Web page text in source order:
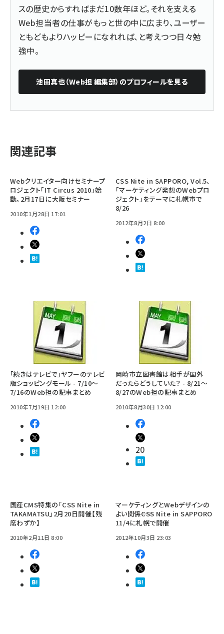
スの歴史からすればまだ10数年ほど。それを支える
Web担当者の仕事がもっと世の中に広まり、ユーザー
ともどもよりハッピーになれれば、と考えつつ日々勉
強中。
池田真也（Web担 編集部） のプロフィールを見る
関連記事
Webクリエイター向けセミナープ
ロジェクト「IT Circus 2010」始
動。2月17日に大阪セミナー
2010年1月28日 17:01
CSS Nite in SAPPORO, Vol.5、
「マーケティング発想のWebプロ
ジェクト」をテーマに札幌市で
8/26
2012年8月2日 8:00
「続きはテレビで」ヤフーのテレビ
版ショッピングモール - 7/10～
7/16のWeb担の記事まとめ
2010年7月19日 12:00
岡崎市立図書館は相手が国外
だったらどうしていた？ - 8/21～
8/27のWeb担の記事まとめ
2010年8月30日 12:00
20
国産CMS特集の「CSS Nite in
TAKAMATSU」2月20日開催【残
席わずか】
2010年2月11日 8:00
マーケティングとWebデザインの
よい関係――CSS Nite in SAPPORO
11/4に札幌で開催
2012年10月3日 23:03